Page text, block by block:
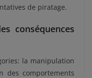
de piratage.
conséquences
la manipulation
des comportements